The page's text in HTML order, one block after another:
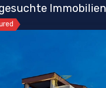
Immobilien